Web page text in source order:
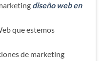
diseño web en
que estemos
de marketing